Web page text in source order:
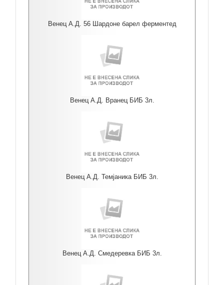
Венец А.Д. 56 Шардоне барел ферментед
Венец А.Д. Вранец БИБ 3л.
Венец А.Д. Темјаника БИБ 3л.
Венец А.Д. Смедеревка БИБ 3л.